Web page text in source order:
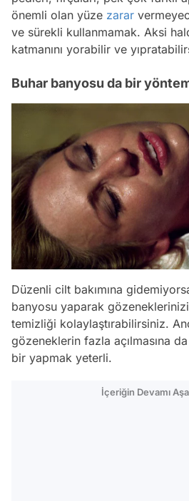
önemli olan yüze zarar
ve sürekli kullanmamak. Aksi
katmanını yorabilir ve
Buhar banyosu da bir
Düzenli cilt bakımına
banyosu yaparak
temizliği kolaylaştırabilirsiniz.
gözeneklerin fazla açılmasına
bir yapmak yeterli.
İçeriğin Devamı